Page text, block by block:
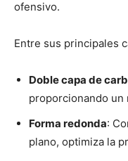
ofensivo.
Entre sus principales
Doble capa de
proporcionando un
Forma redonda:
plano, optimiza la